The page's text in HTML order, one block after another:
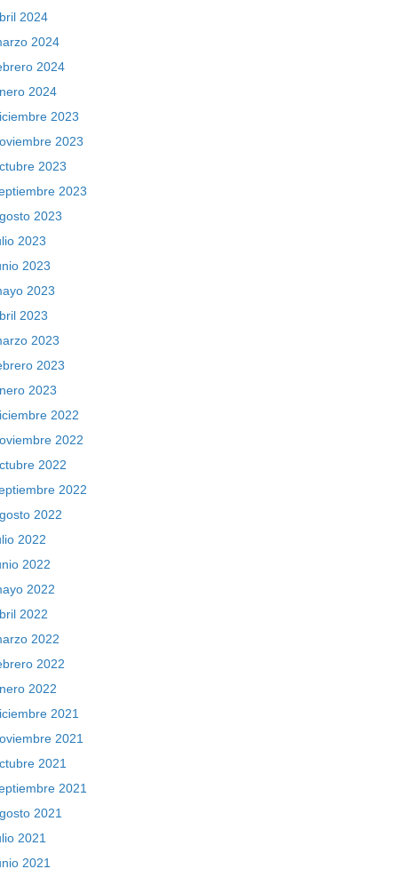
2024
2024
2024
2024
2023
2023
2023
2023
2023
2023
2023
2023
2023
2023
2023
2023
2022
2022
2022
2022
2022
2022
2022
2022
2022
2022
2022
2022
2021
2021
2021
2021
2021
2021
2021